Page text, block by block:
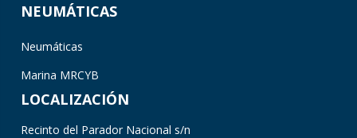
NEUMÁTICAS
Neumáticas
Marina MRCYB
LOCALIZACIÓN
Recinto del Parador Nacional s/n